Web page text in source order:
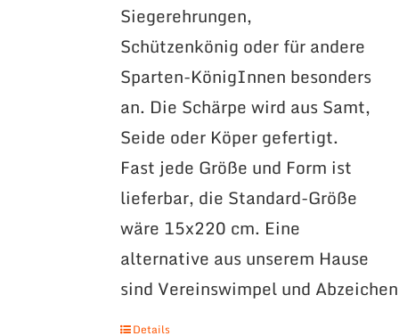
Siegerehrungen,
Schützenkönig oder für andere
Sparten-KönigInnen besonders
an. Die Schärpe wird aus Samt,
Seide oder Köper gefertigt.
Fast jede Größe und Form ist
lieferbar, die Standard-Größe
wäre 15x220 cm. Eine
alternative aus unserem Hause
sind Vereinswimpel und
Details